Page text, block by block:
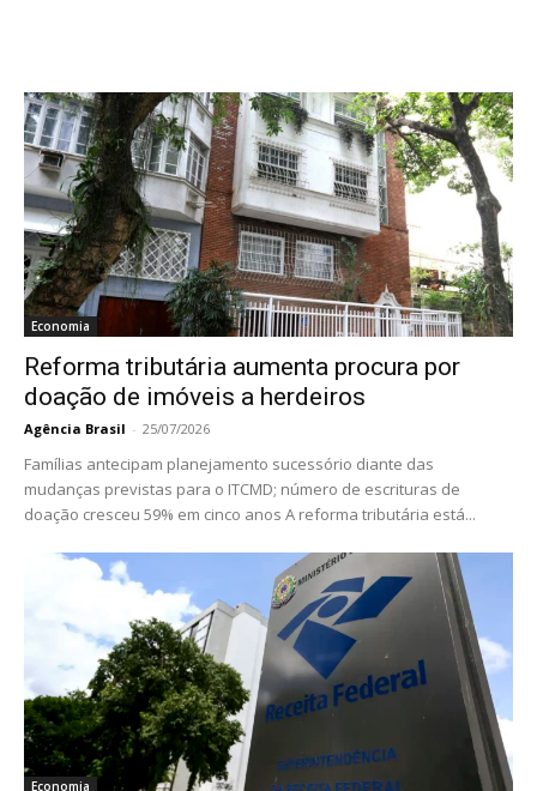
Economia
Reforma tributária aumenta procura por
doação de imóveis a herdeiros
Agência Brasil - 25/07/2026
Famílias antecipam planejamento sucessório diante das
mudanças previstas para o ITCMD; número de escrituras de
doação cresceu 59% em cinco anos A reforma tributária está...
Economia